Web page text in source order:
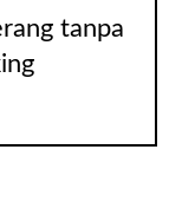
tanpa